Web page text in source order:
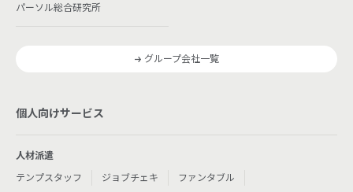
パーソル総合研究所
グループ会社一覧
個人向けサービス
人材派遣
テンプスタッフ
ジョブチェキ
ファンタブル